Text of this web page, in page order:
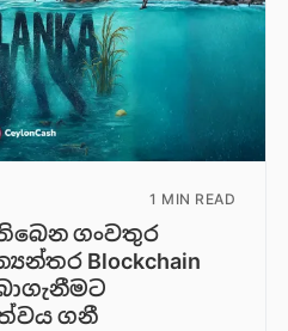
1 MIN READ
ගංවතුර
Blockchain
ග​නී